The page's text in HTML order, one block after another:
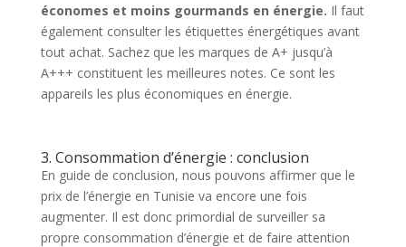
économes et moins gourmands en énergie. Il faut
également consulter les étiquettes énergétiques avant
tout achat. Sachez que les marques de A+ jusqu’à
A+++ constituent les meilleures notes. Ce sont les
appareils les plus économiques en énergie.
3. Consommation d’énergie : conclusion
En guide de conclusion, nous pouvons affirmer que le
prix de l’énergie en Tunisie va encore une fois
augmenter. Il est donc primordial de surveiller sa
propre consommation d’énergie et de faire attention